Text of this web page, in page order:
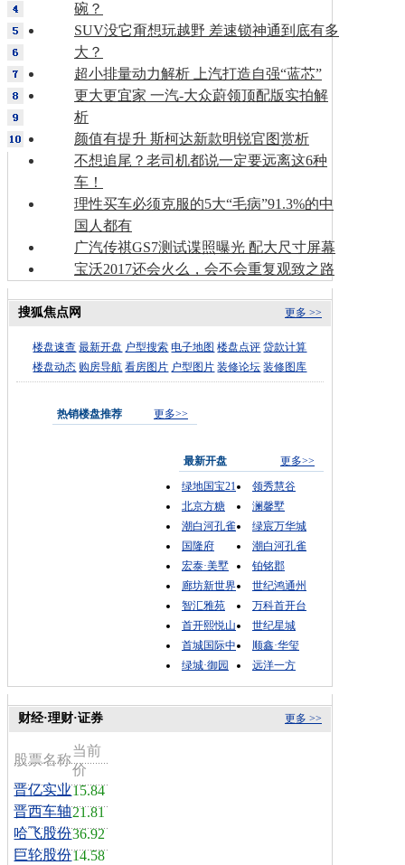
碗？
SUV没它甭想玩越野 差速锁神通到底有多
大？
超小排量动力解析 上汽打造自强“蓝芯”
更大更宜家 一汽-大众蔚领顶配版实拍解
析
颜值有提升 斯柯达新款明锐官图赏析
不想追尾？老司机都说一定要远离这6种
车！
理性买车必须克服的5大“毛病”91.3%的中
国人都有
广汽传祺GS7测试谍照曝光 配大尺寸屏幕
宝沃2017还会火么，会不会重复观致之路
更多 >>
搜狐焦点网
楼盘速查 最新开盘 户型搜索 电子地图 楼盘点评 贷款计算
楼盘动态 购房导航 看房图片 户型图片 装修论坛 装修图库
热销楼盘推荐 更多>>
最新开盘
更多>>
绿地国宝21
领秀慧谷
北京方糖
澜馨墅
潮白河孔雀
绿宸万华城
国隆府
潮白河孔雀
宏泰·美墅
铂铭郡
廊坊新世界
世纪鸿通州
智汇雅苑
万科首开台
首开熙悦山
世纪星城
首城国际中
顺鑫·华玺
绿城·御园
远洋一方
更多 >>
财经·理财·证券
股票名称
当前
价
晋亿实业15.84
晋西车轴21.81
哈飞股份36.92
巨轮股份14.58